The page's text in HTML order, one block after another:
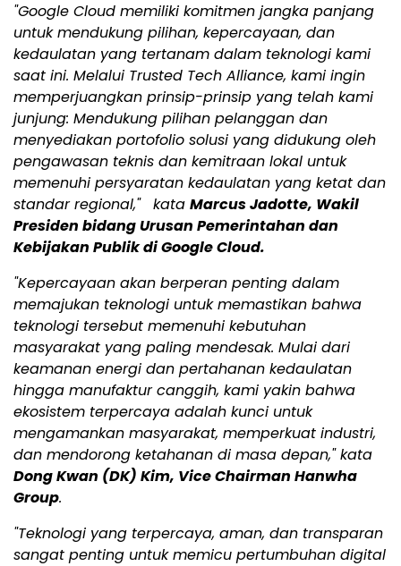
"Google Cloud memiliki komitmen jangka panjang
untuk mendukung pilihan, kepercayaan, dan
kedaulatan yang tertanam dalam teknologi kami
saat ini. Melalui Trusted Tech Alliance, kami ingin
memperjuangkan prinsip-prinsip yang telah kami
junjung: Mendukung pilihan pelanggan dan
menyediakan portofolio solusi yang didukung oleh
pengawasan teknis dan kemitraan lokal untuk
memenuhi persyaratan kedaulatan yang ketat dan
standar regional," kata Marcus Jadotte, Wakil
Presiden bidang Urusan Pemerintahan dan
Kebijakan Publik di Google Cloud.
"Kepercayaan akan berperan penting dalam
memajukan teknologi untuk memastikan bahwa
teknologi tersebut memenuhi kebutuhan
masyarakat yang paling mendesak. Mulai dari
keamanan energi dan pertahanan kedaulatan
hingga manufaktur canggih, kami yakin bahwa
ekosistem terpercaya adalah kunci untuk
mengamankan masyarakat, memperkuat industri,
dan mendorong ketahanan di masa depan," kata
Dong Kwan (DK) Kim, Vice Chairman Hanwha
Group.
"Teknologi yang terpercaya, aman, dan transparan
sangat penting untuk memicu pertumbuhan digital